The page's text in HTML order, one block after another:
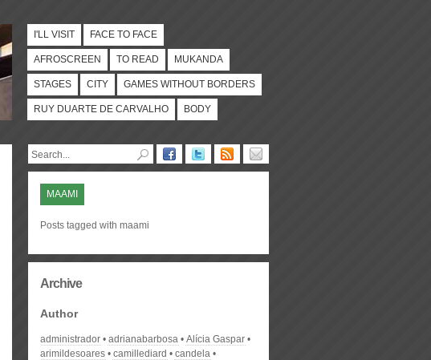
I'LL VISIT FACE TO FACE
AFROSCREEN TO READ MUKANDA
STAGES CITY GAMES WITHOUT BORDERS
RUY DUARTE DE CARVALHO BODY
MAAMI
Posts tagged with maami
Archive
Author
administrador adrianabarbosa
Alícia Gaspar
arimildesoares
camillediard
candela